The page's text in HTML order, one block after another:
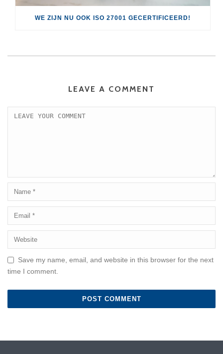
WE ZIJN NU OOK ISO 27001 GECERTIFICEERD!
LEAVE A COMMENT
Save my name, email, and website in this browser for the next
time I comment.